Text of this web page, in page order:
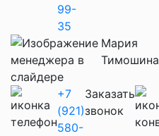
99-
35
Мария
Тимошина
+7
(921)
580-
Заказать
звонок